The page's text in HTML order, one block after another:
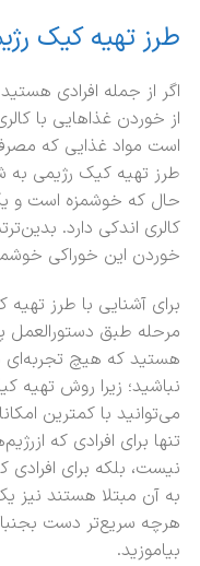
طرز تهیه کیک
اگر از جمله افرادی
از خوردن‌ غذاهایی با
است مواد غذایی که
طرز تهیه کیک رژیمی
حال که خوشمزه است و
کالری اندکی دارد.
خوردن این خوراکی
برای آشنایی با طرز
مرحله طبق دستورالعمل
هستید که هیچ تجربه‌ای
نباشید؛ زیرا روش تهیه
می‌توانید با کمترین
تنها برای افرادی که
نیست، بلکه برای
به آن مبتلا هستند نیز
هرچه سریع‌تر دست
بیاموزید.